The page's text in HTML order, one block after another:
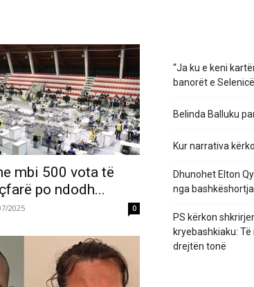
mbi 500 vota të
po ndodh...
2025 0
“Ja ku e keni
banorët e
Belinda Balluku
Kur narrativa
Dhunohet Elton
nga
PS kërkon
kryebashkiaku:
drejtën tonë